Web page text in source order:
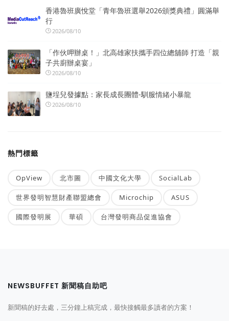
香港魯班廣悅堂「青年魯班選舉2026頒獎典禮」圓滿舉
行
2026/08/10
「作伙呷辦桌！」北高雄家扶攜手四位總舖師 打造「親
子共廚辦桌宴」
2026/08/10
鹽埕兒發據點：家長成長團體-馴服情緒小暴龍
2026/08/10
熱門標籤
OpView 北市圖 中國文化大學 SocialLab
世界發明智慧財產聯盟總會 Microchip ASUS
國際發明展 華碩 台灣發明商品促進協會
NEWSBUFFET 新聞稿自助吧
新聞稿的好去處，三分鐘上稿完成，最快接觸最多讀者的方案！